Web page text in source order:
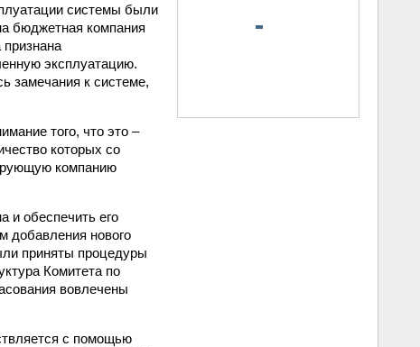
системы были
бюджетная компания
эксплуатацию.
замечания к системе,
того, что это –
которых со
компанию
и обеспечить его
добавления нового
приняты процедуры
Комитета по
вовлечены
с помощью